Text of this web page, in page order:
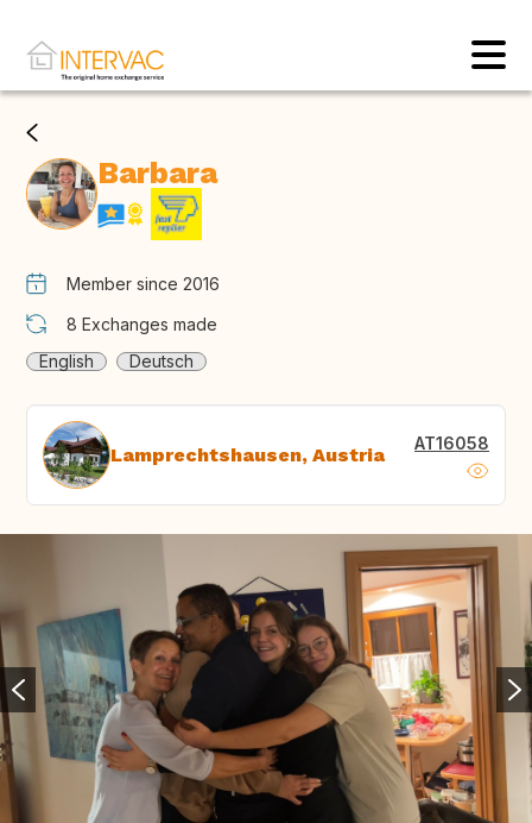
Barbara
Member since 2016
8 Exchanges made
English
Deutsch
Lamprechtshausen, Austria AT16058